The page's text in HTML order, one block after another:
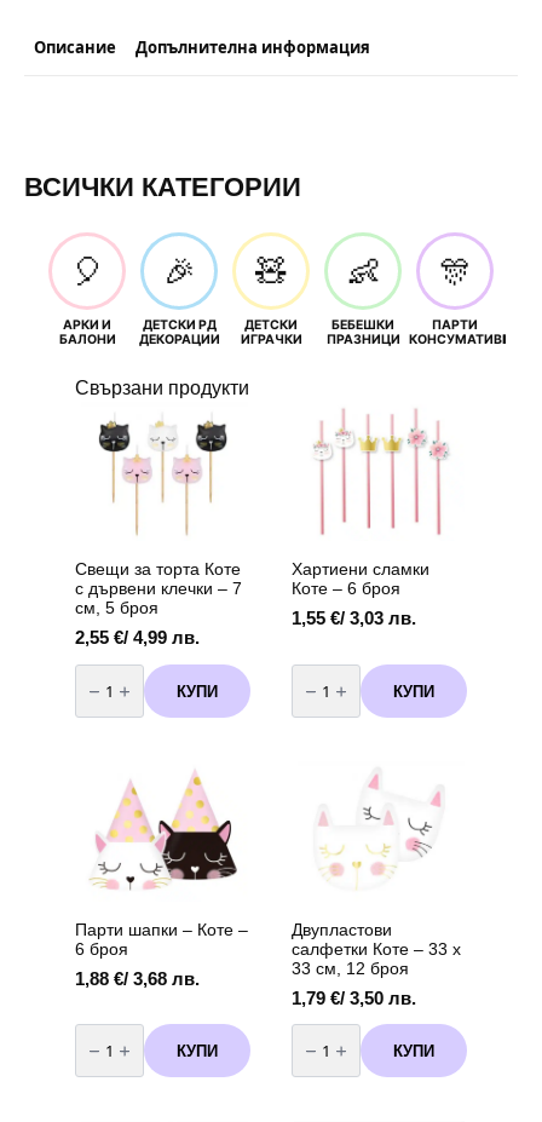
Описание Допълнителна информация
ВСИЧКИ КАТЕГОРИИ
🎈
АРКИ И
БАЛОНИ
🎉
ДЕТСКИ РД
ДЕКОРАЦИИ
🧸
ДЕТСКИ
ИГРАЧКИ
👶
БЕБЕШКИ
ПРАЗНИЦИ
🎊
ПАРТИ
КОНСУМАТИВИ
Свързани продукти
Свещи за торта Коте
с дървени клечки – 7
см, 5 броя
2,55 €/ 4,99 лв.
количество
за
Свещи
за
дървени
клечки
см,
броя
КУПИ
Хартиени сламки
Коте – 6 броя
1,55 €/ 3,03 лв.
количество
за
Хартиени
сламки
КУПИ
Парти шапки – Коте –
6 броя
1,88 €/ 3,68 лв.
количество
за
Парти
шапки
КУПИ
Двупластови
салфетки Коте – 33 х
33 см, 12 броя
1,79 €/ 3,50 лв.
количество
за
Двупластови
салфетки
КУПИ